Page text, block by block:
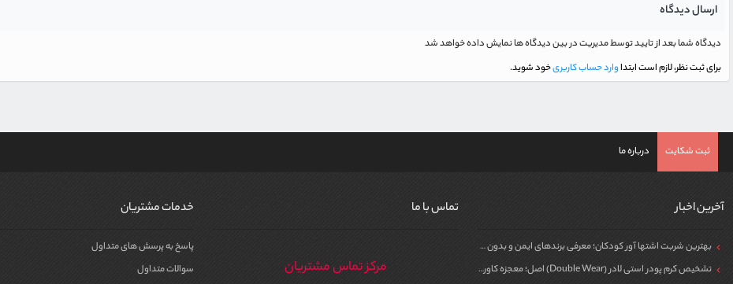
ارسال دیدگاه
دیدگاه شما بعد از تایید توسط مدیریت در بین دیدگاه ها نمایش داده خواهد شد
برای ثبت نظر، لازم است ابتداوارد حساب کاربریخود شوید.
ثبت شکایت درباره ما
آخرین اخبار
بهترین شربت اشتها آور کودکان؛ معرفی برندهای ایمن و بدون سیپروهپتادین
تشخیص کرم پودر استی لادر (Double Wear) اصل؛ معجزه کاور برای پوست
تماس با ما
مرکز تماس مشتریان
خدمات مشتریان
پاسخ به پرسش های متداول
سوالات متداول